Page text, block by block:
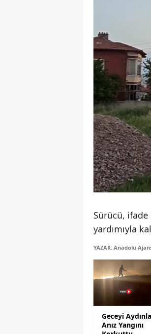
Sürücü,
yardımıyla
YAZAR: Anadolu
Geceyi
Anız Yangını